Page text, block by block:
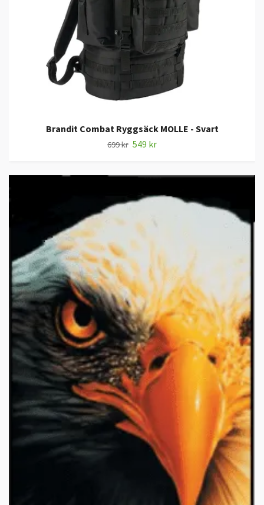
Brandit Combat Ryggsäck MOLLE - Svart
699 kr 549 kr